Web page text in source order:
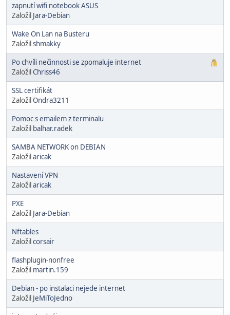
zapnutí wifi notebook ASUS
Založil Jara-Debian
Wake On Lan na Busteru
Založilshmakky
Po chvíli nečinnosti se zpomaluje internet
ZaložilChriss46
SSL certifikát
ZaložilOndra3211
Pomoc s emailem z terminalu
Založil balhar.radek
SAMBA NETWORK on DEBIAN
Založilaricak
Nastavení VPN
Založilaricak
PXE
Založil Jara-Debian
Nftables
Založilcorsair
flashplugin-nonfree
Založil martin.159
Debian - po instalaci nejede internet
Založil JeMiToJedno